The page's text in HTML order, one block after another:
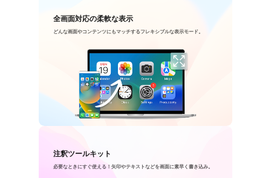
全画面対応の柔軟な表示
どんな画面やコンテンツにもマッチするフレキシブルな表示モード。
注釈ツールキット
必要なときにすぐ使える！矢印やテキストなどを画面に素早く書き込み。